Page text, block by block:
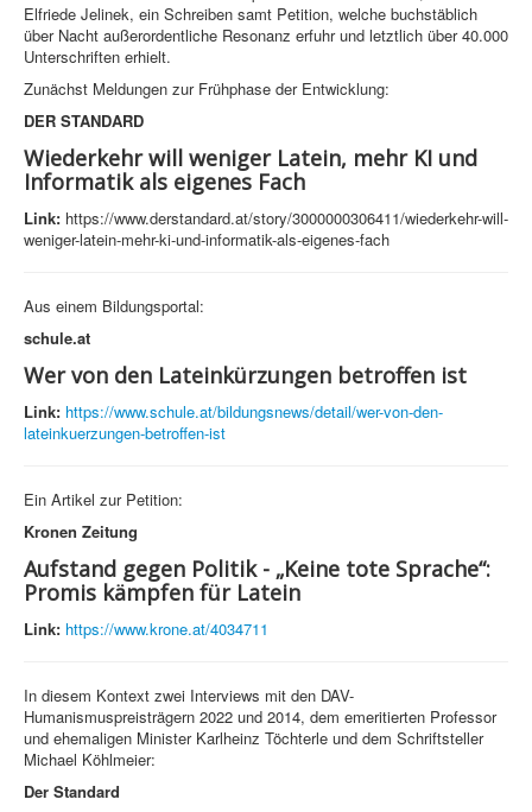
Elfriede Jelinek, ein Schreiben samt Petition, welche buchstäblich
über Nacht außerordentliche Resonanz erfuhr und letztlich über 40.000
Unterschriften erhielt.
Zunächst Meldungen zur Frühphase der Entwicklung:
DER STANDARD
Wiederkehr will weniger Latein, mehr KI und
Informatik als eigenes Fach
Link: https://www.derstandard.at/story/3000000306411/wiederkehr-will-
weniger-latein-mehr-ki-und-informatik-als-eigenes-fach
Aus einem Bildungsportal:
schule.at
Wer von den Lateinkürzungen betroffen ist
Link: https://www.schule.at/bildungsnews/detail/wer-von-den-
lateinkuerzungen-betroffen-ist
Ein Artikel zur Petition:
Kronen Zeitung
Aufstand gegen Politik - „Keine tote Sprache“:
Promis kämpfen für Latein
Link: https://www.krone.at/4034711
In diesem Kontext zwei Interviews mit den DAV-
Humanismuspreisträgern 2022 und 2014, dem emeritierten Professor
und ehemaligen Minister Karlheinz Töchterle und dem Schriftsteller
Michael Köhlmeier:
Der Standard